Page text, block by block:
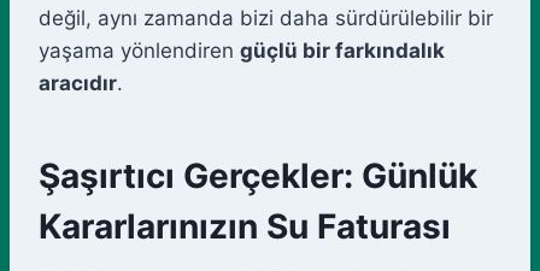
değil, aynı zamanda bizi daha sürdürülebilir bir
yaşama yönlendiren güçlü bir farkındalık
aracıdır.
Şaşırtıcı Gerçekler: Günlük
Kararlarınızın Su Faturası